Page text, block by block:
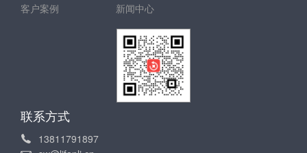
客户案例
新闻中心
联系方式
13811791897